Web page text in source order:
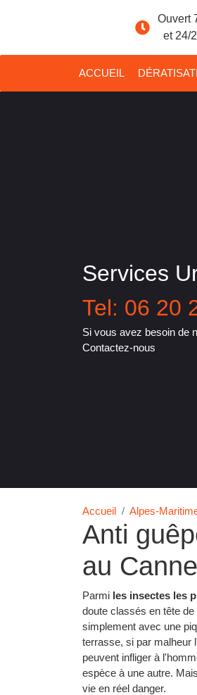
Ouvert
et 24/
ACCUEIL
Services
Tel: 06 20
Si vous avez besoin de
Contactez-nous
Accueil Alpes-
Anti
au
Parmi les insectes les
doute classés en tête
simplement avec une
terrasse, si par malheur
peuvent infliger à
espèce à une autre.
vie en réel danger.